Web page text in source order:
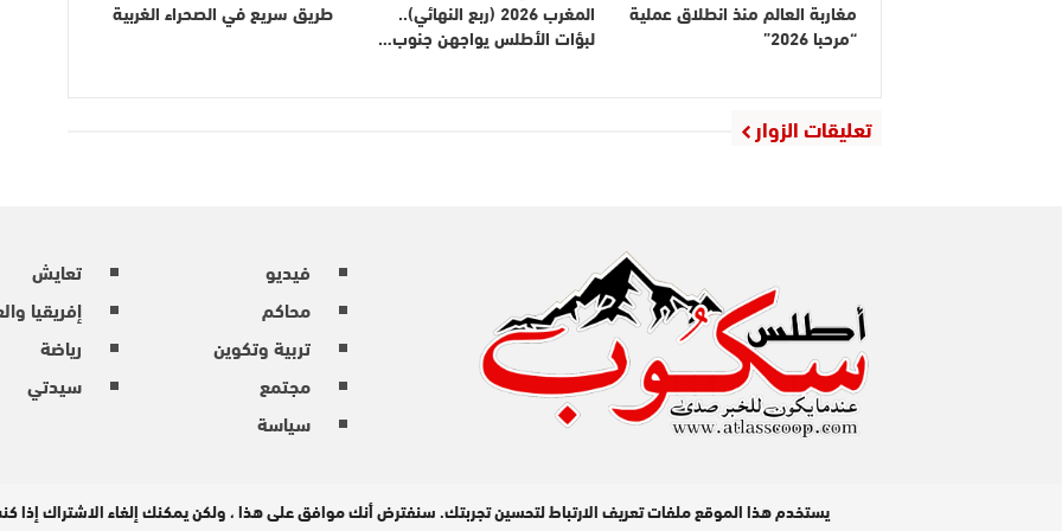
مغاربة العالم منذ انطلاق عملية
“مرحبا 2026”
المغرب 2026 (ربع النهائي)..
لبؤات الأطلس يواجهن جنوب…
طريق سريع في الصحراء الغربية
تعليقات الزوار
فيديو
محاكم
تربية وتكوين
مجتمع
سياسة
تعايش
إفريقيا
رياضة
سيدتي
مدير النشر : عبد الله عزي / جميع الحقوق محفوظة © 2026
يستخدم هذا الموقع ملفات تعريف الارتباط لتحسين تجربتك. سنفترض أنك موافق على هذا ، ولكن يمكنك إلغاء الاشتراك